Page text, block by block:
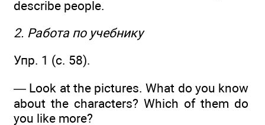
describe people.
2. Работа по учебнику
Упр. 1 (с. 58).
— Look at the pictures. What do you know
about the characters? Which of them do
you like more?